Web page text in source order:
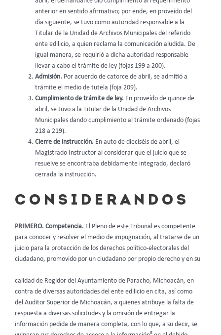
anterior en sentido afirmativo; por ende, en proveído del
día siguiente, se tuvo como autoridad responsable a la
Titular de la Unidad de Archivos Municipales del referido
ente edilicio, a quien reclama la comunicación aludida. De
igual manera, se requirió a dicha autoridad responsable
llevar a cabo el trámite de ley (fojas 199 a 200).
Admisión. Por acuerdo de catorce de abril, se admitió a
trámite el medio de tutela (foja 209).
Cumplimiento de trámite de ley. En proveído de quince de
abril, se tuvo a la Titular de la Unidad de Archivos
Municipales dando cumplimiento al trámite ordenado (fojas
218 a 219).
Cierre de instrucción. En auto de dieciséis de abril, el
Magistrado Instructor al considerar que el juicio que se
resuelve se encontraba debidamente integrado, declaró
cerrada la instrucción.
C O N S I D E R A N D O S
PRIMERO. Competencia. El Pleno de este Tribunal es competente
para conocer y resolver el medio de impugnación, al tratarse de un
juicio para la protección de los derechos político-electorales del
ciudadano, promovido por un ciudadano por propio derecho y en su
calidad de Regidor del Ayuntamiento de Paracho, Michoacán, en
contra de diversas autoridades del ente edilicio en cita, así como
del Auditor Superior de Michoacán, a quienes atribuye la falta de
respuesta a diversas solicitudes y la omisión de entregar la
información pedida de manera completa, con lo que, a su decir, se
8